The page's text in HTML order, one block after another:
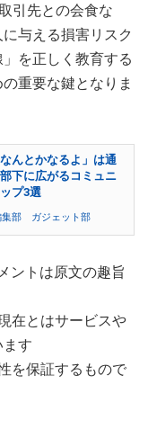
引先との会食な
与える損害リスク
を正しく教育する
重要な鍵となりま
んとかなるよ」は通
下に広がるコミュニ
プ3選
集部 ガジェット部
ントは原文の趣旨
在とはサービスや
す
を保証するもので